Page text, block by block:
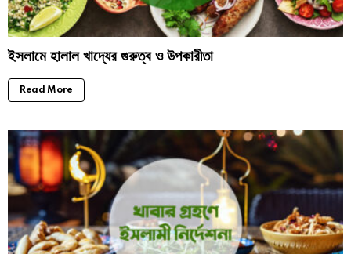
ইসলামে হালাল খাদ্যের গুরুত্ব ও উপকারীতা
Read More